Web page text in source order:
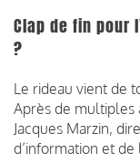
Clap de fin pour
?
Le rideau vient de
Après de multiples
Jacques Marzin,
d’information et